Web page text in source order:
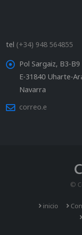
tel (+34) 948 564855
Pol Sargaiz, B3-B9
E-31840 Uharte-
Navarra
correo.e
©
inicio